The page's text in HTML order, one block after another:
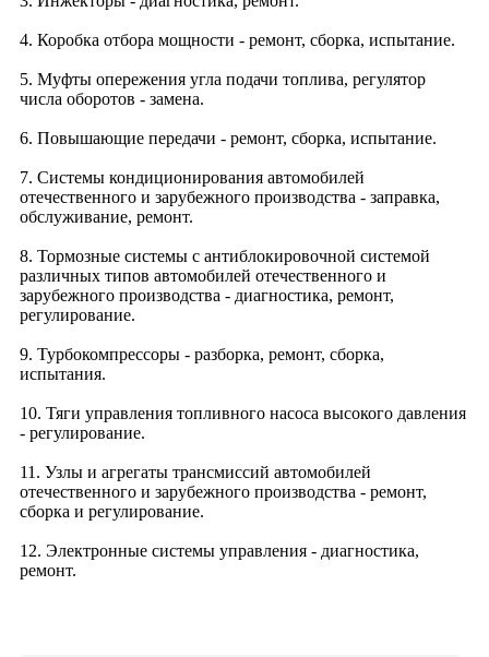
4. Коробка отбора мощности - ремонт, сборка, испытание.
5. Муфты опережения угла подачи топлива, регулятор
числа оборотов - замена.
6. Повышающие передачи - ремонт, сборка, испытание.
7. Системы кондиционирования автомобилей
отечественного и зарубежного производства - заправка,
обслуживание, ремонт.
8. Тормозные системы с антиблокировочной системой
различных типов автомобилей отечественного и
зарубежного производства - диагностика, ремонт,
регулирование.
9. Турбокомпрессоры - разборка, ремонт, сборка,
испытания.
10. Тяги управления топливного насоса высокого давления
- регулирование.
11. Узлы и агрегаты трансмиссий автомобилей
отечественного и зарубежного производства - ремонт,
сборка и регулирование.
12. Электронные системы управления - диагностика,
ремонт.